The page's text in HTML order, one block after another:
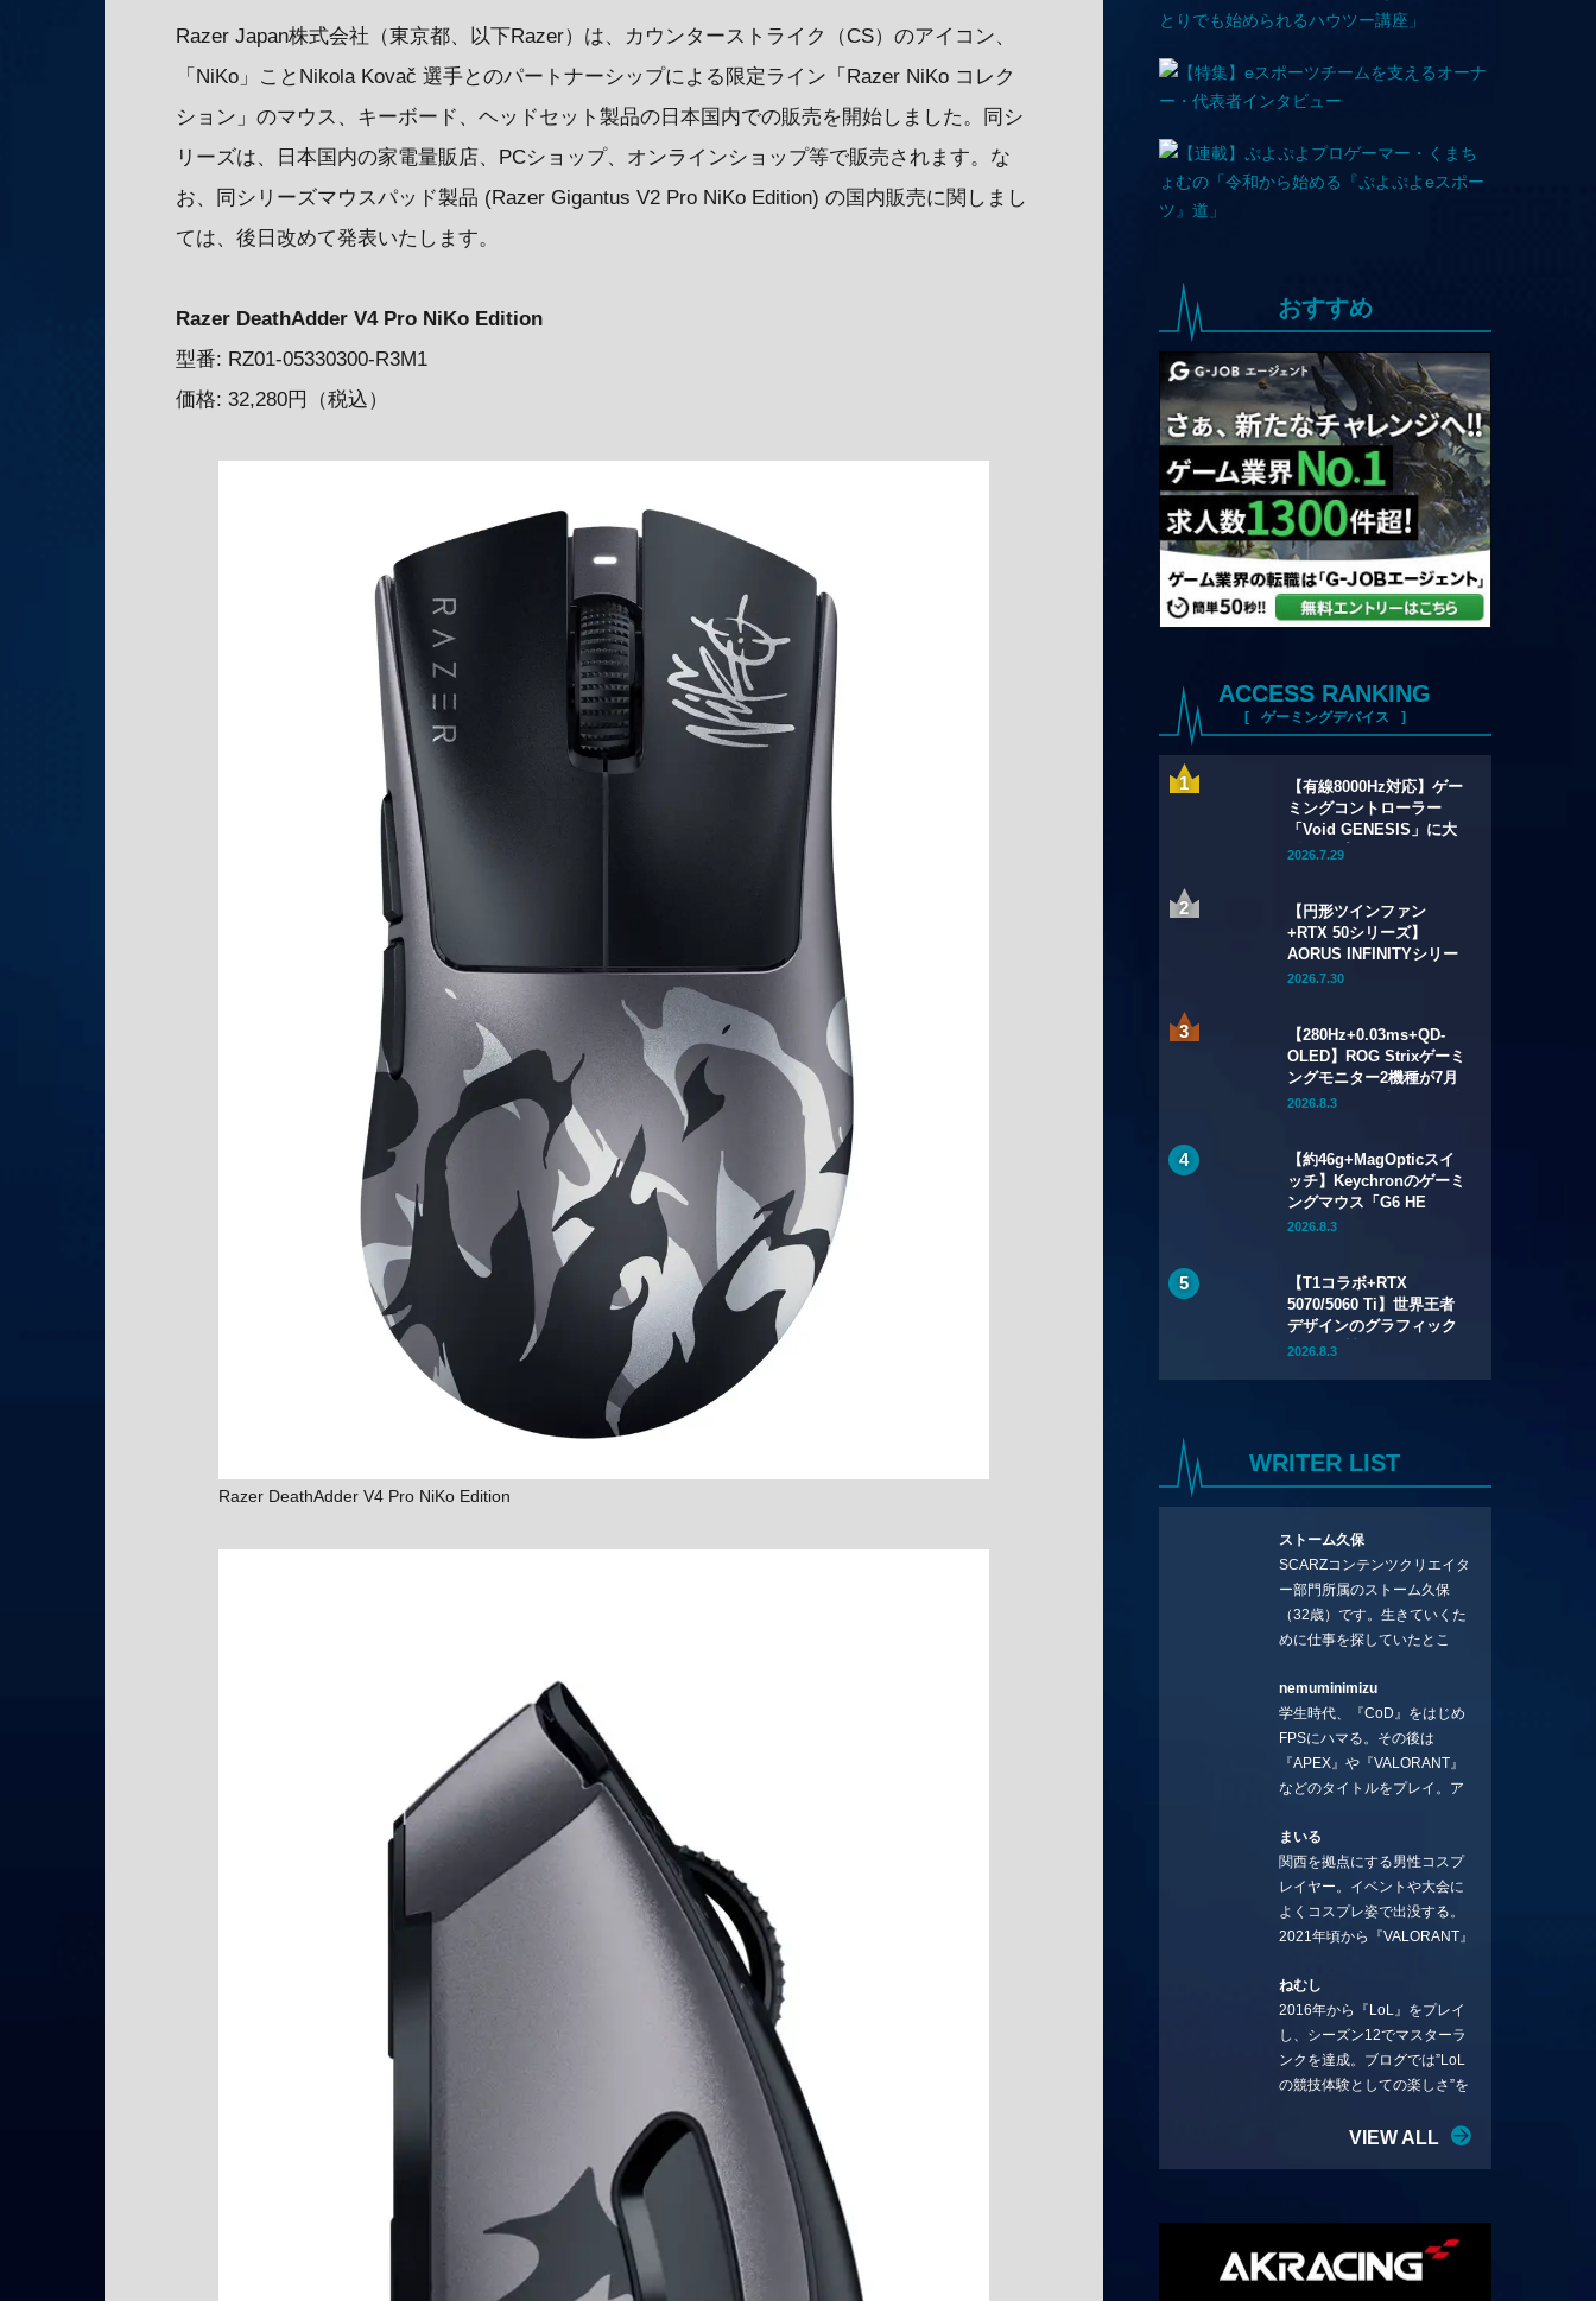
Razer Japan株式会社（東京都、以下Razer）は、カウンターストライク（CS）のアイコン、
「NiKo」ことNikola Kovač 選手とのパートナーシップによる限定ライン「Razer NiKo コレク
ション」のマウス、キーボード、ヘッドセット製品の日本国内での販売を開始しました。同シ
リーズは、日本国内の家電量販店、PCショップ、オンラインショップ等で販売されます。な
お、同シリーズマウスパッド製品 (Razer Gigantus V2 Pro NiKo Edition) の国内販売に関しまし
ては、後日改めて発表いたします。
Razer DeathAdder V4 Pro NiKo Edition
型番: RZ01-05330300-R3M1
価格: 32,280円（税込）
Razer DeathAdder V4 Pro NiKo Edition
おすすめ
ACCESS RANKING
ゲーミングデバイス
【有線8000Hz対応】ゲー
ミングコントローラー
「Void GENESIS」に大
型アップデートv3.00が配
ウザ化も
2026.7.29
【円形ツインファン
+RTX 50シリーズ】
AORUS INFINITYシリー
ズのグラフィックボード4
ミアムデザインを採用
2026.7.30
【280Hz+0.03ms+QD-
OLED】ROG Strixゲーミ
ングモニター2機種が7月
24日（金）発売——34型
2026.8.3
【約46g+MagOpticスイ
ッチ】Keychronのゲーミ
ングマウス「G6 HE
UltraLight」が7月28日
2026.8.3
【T1コラボ+RTX
5070/5060 Ti】世界王者
デザインのグラフィック
ボード2製品が7月24日
2026.8.3
WRITER LIST
ストーム久保
SCARZコンテンツクリエイタ
ー部門所属のストーム久保
（32歳）です。生きていくた
めに仕事を探していたとこ
コラムを連載させてもらえる
ことになりました。言いたい
ことを言っていきます。X：
https://x.com/stormKUBO
YouTube：
rmKUBO
nemuminimizu
学生時代、『CoD』をはじめ
FPSにハマる。その後は
『APEX』や『VALORANT』
などのタイトルをプレイ。ア
BGMなどを手掛ける作曲家と
フリーランスのライターの二
足の草鞋を履いて幅広く活動
中。無類のラーメン好き！
Twitter:@ongakucas
まいる
関西を拠点にする男性コスプ
レイヤー。イベントや大会に
よくコスプレ姿で出没する。
2021年頃から『VALORANT』
続ける。現在の推しチームは
「CREST GAMING」。X：
@mlunias（Photo by
Subaru.F.）
ねむし
2016年から『LoL』をプレイ
し、シーズン12でマスターラ
ンクを達成。ブログでは”LoL
の競技体験としての楽しさ”を
リーを愛し、元ADCメイン
VIEW ALL